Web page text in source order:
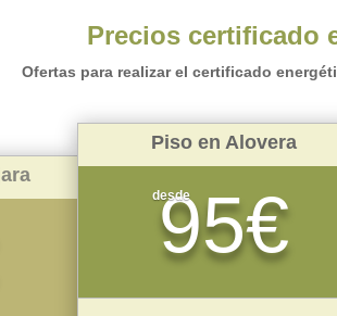
Precios certificado
Ofertas para realizar el certificado
Piso en Alovera
desde
95€